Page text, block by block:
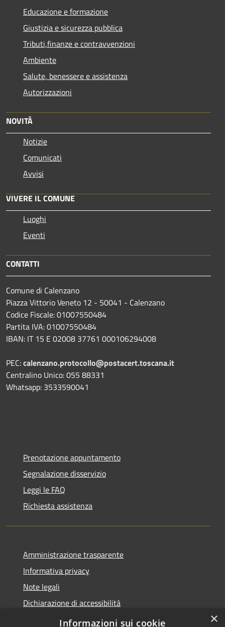
Educazione e formazione
Giustizia e sicurezza pubblica
Tributi,finanze e contravvenzioni
Ambiente
Salute, benessere e assistenza
Autorizzazioni
NOVITÀ
Notizie
Comunicati
Avvisi
VIVERE IL COMUNE
Luoghi
Eventi
CONTATTI
Comune di Calenzano
Piazza Vittorio Veneto 12 - 50041 - Calenzano
Codice Fiscale: 01007550484
Partita IVA: 01007550484
IBAN: IT 15 E 02008 37761 000106294008
PEC:calenzano.protocollo@postacert.toscana.it
Centralino Unico: 055 88331
Whatsapp: 3533590041
Prenotazione appuntamento
Segnalazione disservizio
Leggi le FAQ
Richiesta assistenza
Amministrazione trasparente
Informativa privacy
Note legali
Dichiarazione di accessibilità
Statistiche Web
×
Informazioni sui cookie